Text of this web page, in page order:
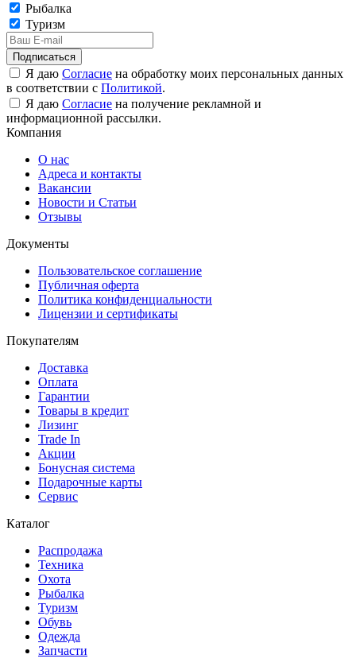
Рыбалка
Туризм
Подписаться
Я даю Согласие на обработку моих персональных данных
в соответствии с Политикой.
Я даю Согласие на получение рекламной и
информационной рассылки.
Компания
О нас
Адреса и контакты
Вакансии
Новости и Статьи
Отзывы
Документы
Пользовательское соглашение
Публичная оферта
Политика конфиденциальности
Лицензии и сертификаты
Покупателям
Доставка
Оплата
Гарантии
Товары в кредит
Лизинг
Trade In
Акции
Бонусная система
Подарочные карты
Сервис
Каталог
Распродажа
Техника
Охота
Рыбалка
Туризм
Обувь
Одежда
Запчасти